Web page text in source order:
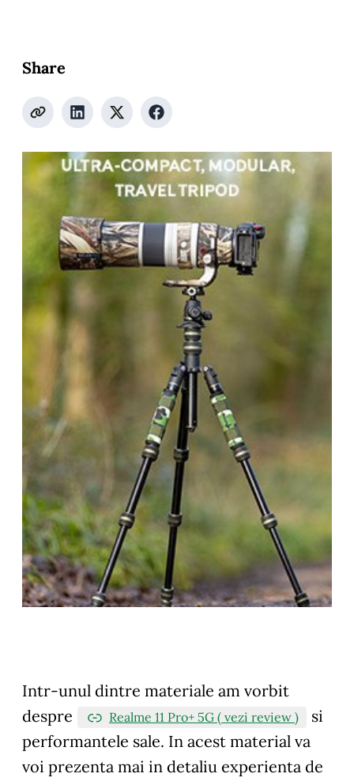
Share
Intr-unul dintre materiale am vorbit
despre
Realme 11 Pro+ 5G ( vezi review )
si
performantele sale. In acest material va
voi prezenta mai in detaliu experienta de